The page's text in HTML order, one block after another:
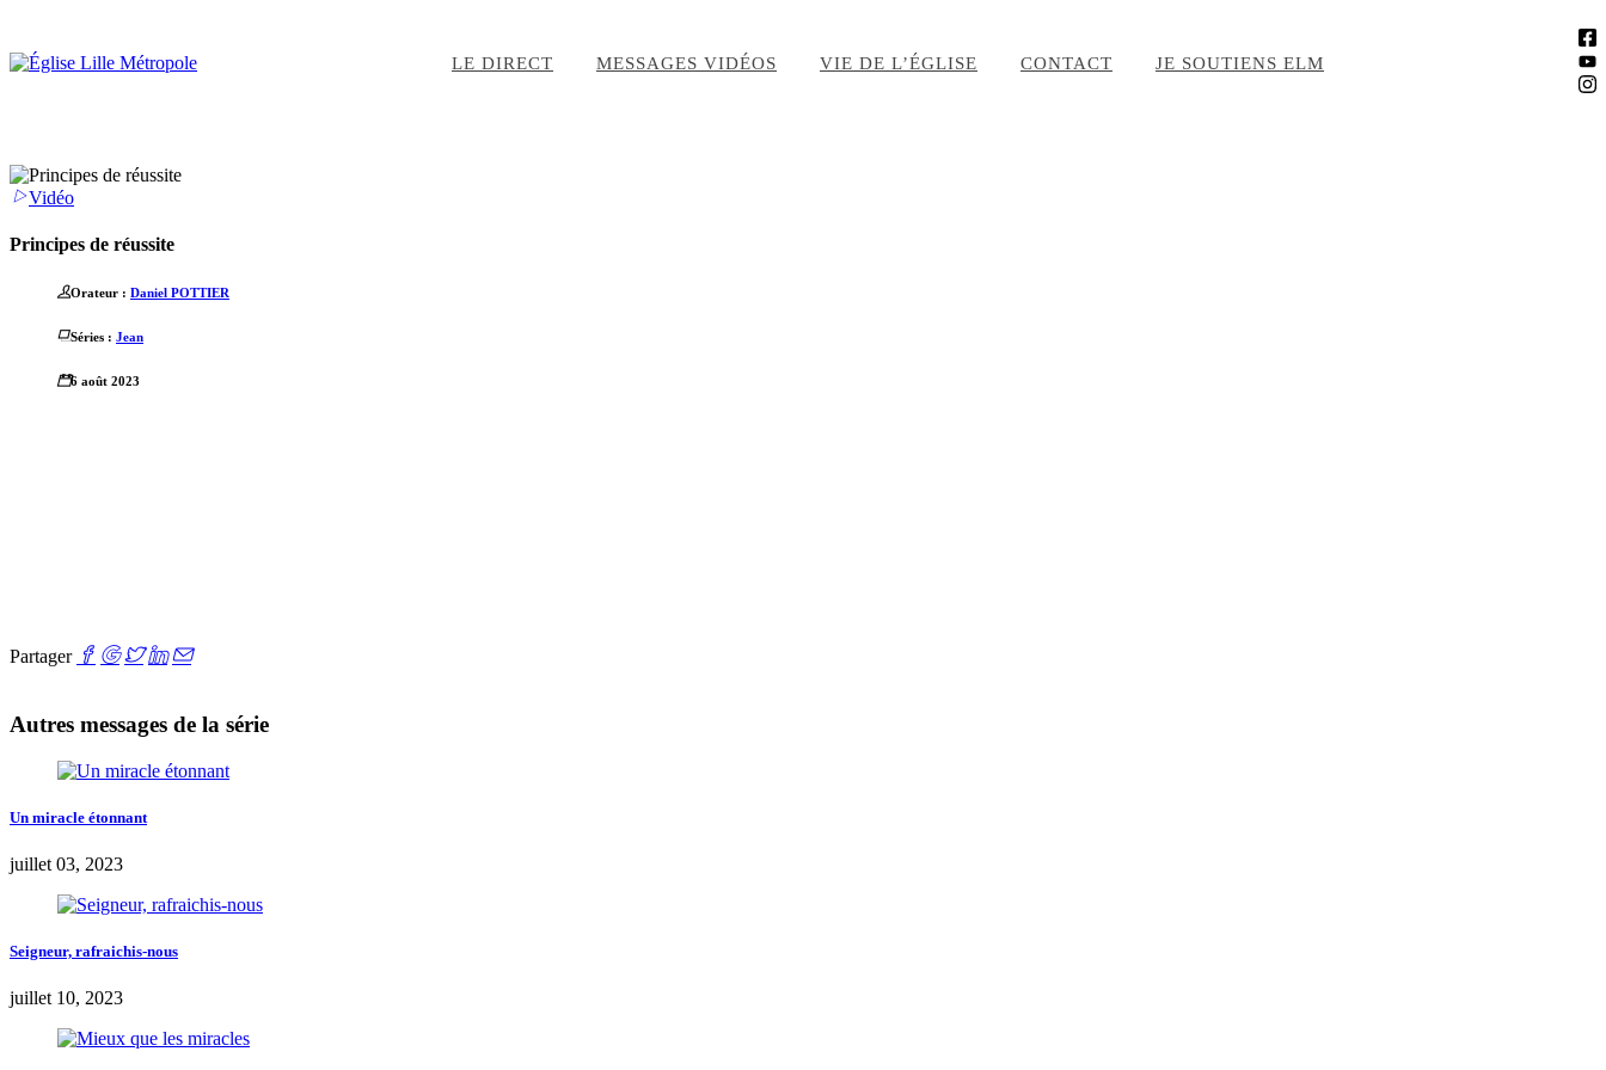
LE DIRECT MESSAGES VIDÉOS VIE DE L’ÉGLISE CONTACT JE SOUTIENS ELM
Vidéo
Principes de réussite
Orateur : Daniel POTTIER
Séries : Jean
6 août 2023
Partager
Autres messages de la série
Un miracle étonnant
juillet 03, 2023
Seigneur, rafraichis-nous
juillet 10, 2023